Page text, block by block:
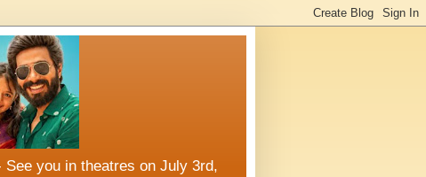
you in theatres on July 3rd,